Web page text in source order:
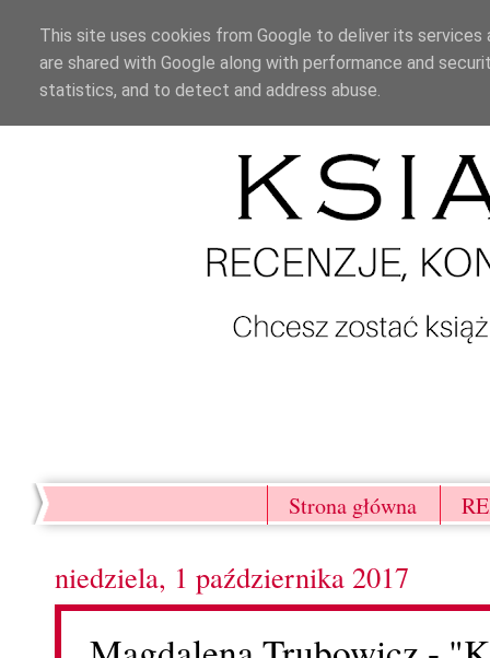
Strona główna
niedziela, 1 października 2017
This site uses cookies from Google to deliver its
are shared with Google along with performance and
statistics, and to detect and address abuse.